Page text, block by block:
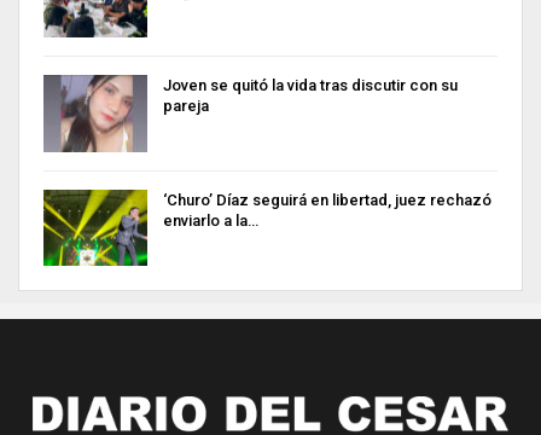
Joven se quitó la vida tras discutir con su
pareja
‘Churo’ Díaz seguirá en libertad, juez rechazó
enviarlo a la…